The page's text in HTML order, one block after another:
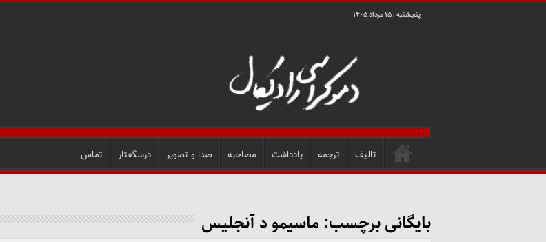
پنجشنبه , ۱۵ مرداد ۱۴۰۵
تالیف ترجمه یادداشت مصاحبه صدا و تصویر درسگفتار تماس
بایگانی برچسب: ماسیمو د آنجلیس